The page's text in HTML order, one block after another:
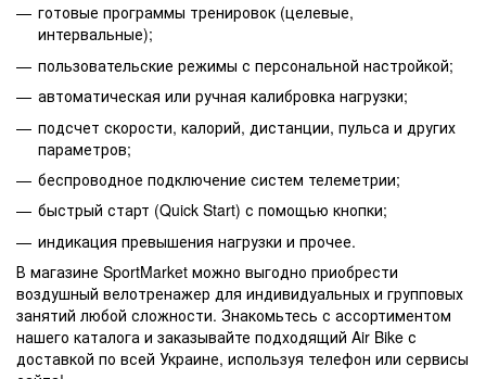
готовые программы тренировок (целевые,
интервальные);
пользовательские режимы с персональной настройкой;
автоматическая или ручная калибровка нагрузки;
подсчет скорости, калорий, дистанции, пульса и других
параметров;
беспроводное подключение систем телеметрии;
быстрый старт (Quick Start) с помощью кнопки;
индикация превышения нагрузки и прочее.
В магазине SportMarket можно выгодно приобрести
воздушный велотренажер для индивидуальных и групповых
занятий любой сложности. Знакомьтесь с ассортиментом
нашего каталога и заказывайте подходящий Air Bike с
доставкой по всей Украине, используя телефон или сервисы